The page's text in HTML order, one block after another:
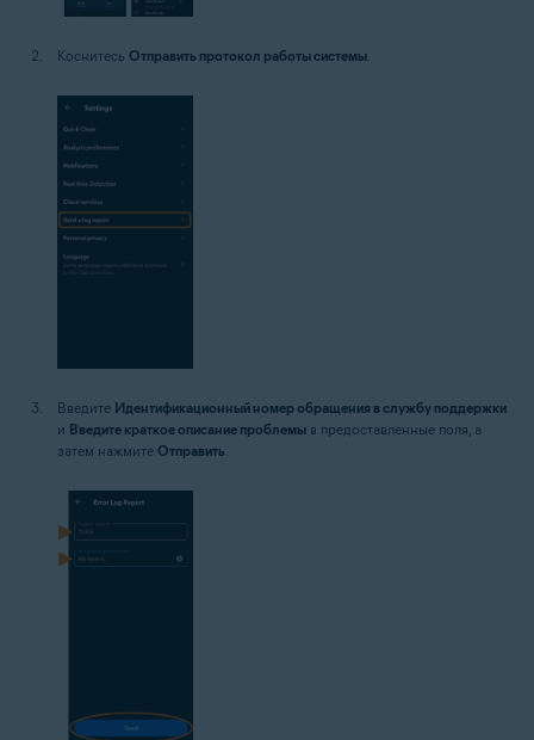
Коснитесь Отправить протокол работы системы
Введите Идентификационный номер обращения в службу поддержки
и Введите краткое описание проблемы в предоставленные поля, а
затем нажмите Отправить